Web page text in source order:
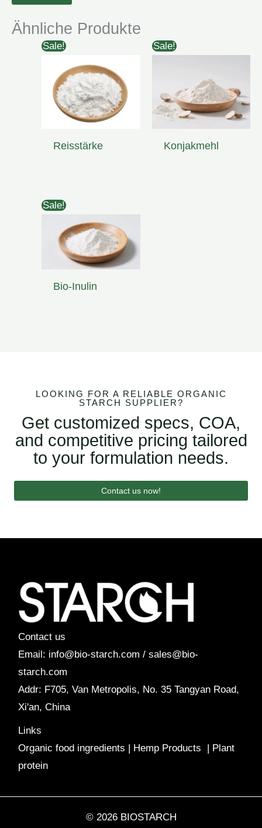
Ähnliche Produkte
Sale!
Reisstärke
Sale!
Konjakmehl
Sale!
Bio-Inulin
LOOKING FOR A RELIABLE ORGANIC
STARCH SUPPLIER?
Get customized specs, COA,
and competitive pricing tailored
to your formulation needs.
Contact us now!
Contact us
Email: info@bio-starch.com / sales@bio-
starch.com
Addr: F705, Van Metropolis, No. 35 Tangyan Road,
Xi'an, China
Links
Organic food ingredients
Hemp Products
Plant
protein
© 2026 BIOSTARCH